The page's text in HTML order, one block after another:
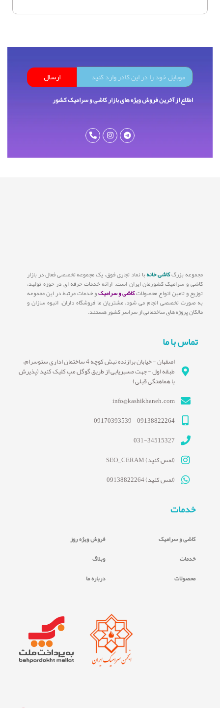
ارسال
اطلاع از آخرین فروش ویژه های بازار کاشی و سرامیک کشور
مجموعه بزرگکاشی خانهبا نماد تجاری فوق، یک مجموعه تخصصی فعال در بازار
کاشی و سرامیک کشورمان ایران است. ارائه خدمات حرفه ای در حوزه تولید،
توزیع و تامین انواع محصولاتکاشی و سرامیکو خدمات مرتبط در این مجموعه
به صورت تخصصی انجام می شود. مشتریان ما فروشگاه داران، انبوه سازان و
مالکان پروژه های ساختمانی از سراسر کشور هستند.
تماس با ما
اصفهان - خیابان برازنده نبش کوچه 4 ساختمان اداری سئوسرام،
طبقه اول - جهت مسیریابی از طریق گوگل مپ کلیک کنید (پذیرش
با هماهنگی قبلی)
info@kashikhaneh.com
09138822264 - 09170393539
031-34515327
(لمس کنید) SEO_CERAM
(لمس کنید) 09138822264
خدمات
کاشی و سرامیک
خدمات
محصولات
فروش ویژه روز
وبلاگ
درباره ما